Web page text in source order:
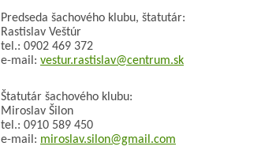
Predseda šachového klubu, štatutár:
Rastislav Veštúr
tel.: 0902 469 372
e-mail: vestur.rastislav@centrum.sk
Štatutár šachového klubu:
Miroslav Šilon
tel.: 0910 589 450
e-mail: miroslav.silon@gmail.com